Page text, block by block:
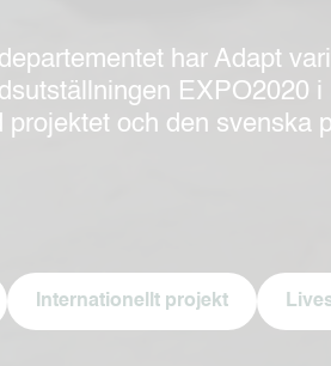
har Adapt
EXPO2020 i
projektet och den svenska
Internationellt projekt